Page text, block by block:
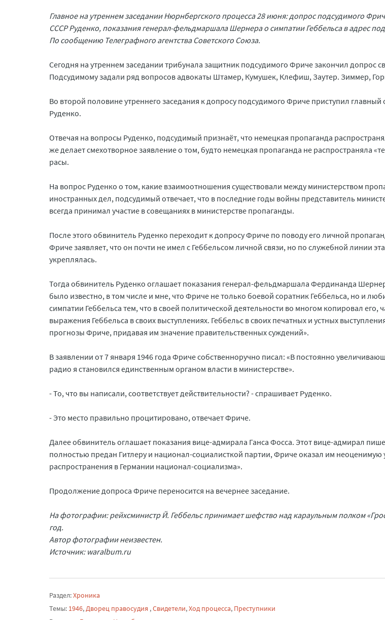
Главное на утреннем заседании Нюрнбергского процесса 28 июня: допрос подсудимого
СССР Руденко, показания генерал-фельдмаршала Шернера о симпатии Геббельса в адрес
По сообщению Телеграфного агентства Советского Союза.
Сегодня на утреннем заседании трибунала защитник подсудимого Фриче закончил допрос
Подсудимому задали ряд вопросов адвокаты Штамер, Кумушек, Клефиш, Заутер. Зиммер,
Во второй половине утреннего заседания к допросу подсудимого Фриче приступил
Руденко.
Отвечая на вопросы Руденко, подсудимый признаёт, что немецкая пропаганда
же делает смехотворное заявление о том, будто немецкая пропаганда не распространяла
расы.
На вопрос Руденко о том, какие взаимоотношения существовали между министерством
иностранных дел, подсудимый отвечает, что в последние годы войны представитель
всегда принимал участие в совещаниях в министерстве пропаганды.
После этого обвинитель Руденко переходит к допросу Фриче по поводу его личной
Фриче заявляет, что он почти не имел с Геббельсом личной связи, но по служебной линии эта
укреплялась.
Тогда обвинитель Руденко оглашает показания генерал-фельдмаршала Фердинанда
было известно, в том числе и мне, что Фриче не только боевой соратник Геббельса, но и
симпатии Геббельса тем, что в своей политической деятельности во многом копировал его,
выражения Геббельса в своих выступлениях. Геббельс в своих печатных и устных
прогнозы Фриче, придавая им значение правительственных суждений».
В заявлении от 7 января 1946 года Фриче собственноручно писал: «В постоянно
радио я становился единственным органом власти в министерстве».
- То, что вы написали, соответствует действительности? - спрашивает Руденко.
- Это место правильно процитировано, отвечает Фриче.
Далее обвинитель оглашает показания вице-адмирала Ганса Фосса. Этот вице-адмирал
полностью предан Гитлеру и национал-социалисткой партии, Фриче оказал им неоценимую
распространения в Германии национал-социализма».
Продолжение допроса Фриче переносится на вечернее заседание.
На фотографии: рейхсминистр Й. Геббельс принимает шефство над караульным полком
год.
Автор фотографии неизвестен.
Источник: waralbum.ru
Раздел:Хроника
Темы: 1946,Дворец правосудия ,Свидетели,Ход процесса, Преступники